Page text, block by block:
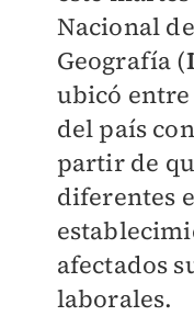
Nacional
Geografía (
ubicó
del país
partir de
diferentes
afectados
laborales.